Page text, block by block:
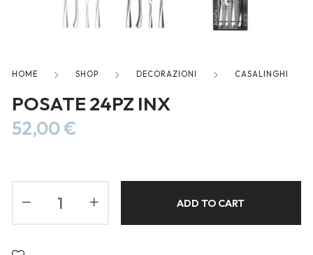
Privacy Policy
Community
Forums
HOME SHOP DECORAZIONI CASALINGHI
POSATE 24PZ INX
52,00€
ADD TO CART